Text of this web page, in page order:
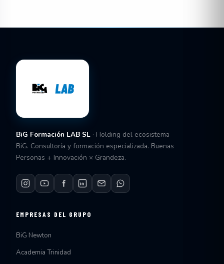
BiG Formación LAB SL · Holding del ecosistema
BiG. Consultoría y formación especializada. Buenas
Personas + Innovación × Grandeza.
EMPRESAS DEL GRUPO
BiG Newton
Academia Trinidad